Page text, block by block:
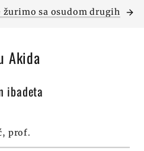
žurimo sa osudom drugih
Akida
ibadeta
prof.